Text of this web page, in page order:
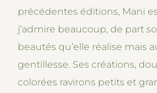
précédentes éditions, Mani
j’admire beaucoup, de part
beautés qu’elle réalise mais
gentillesse. Ses créations,
colorées ravirons petits et